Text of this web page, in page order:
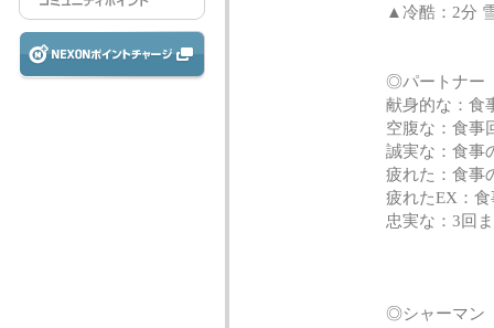
▲冷酷：2分
◎パートナー
献身的な：食
空腹な：食事
誠実な：食事
疲れた：食事
疲れたEX：
忠実な：3回
◎シャーマン